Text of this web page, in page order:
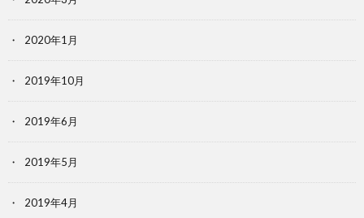
2020年1月
2019年10月
2019年6月
2019年5月
2019年4月